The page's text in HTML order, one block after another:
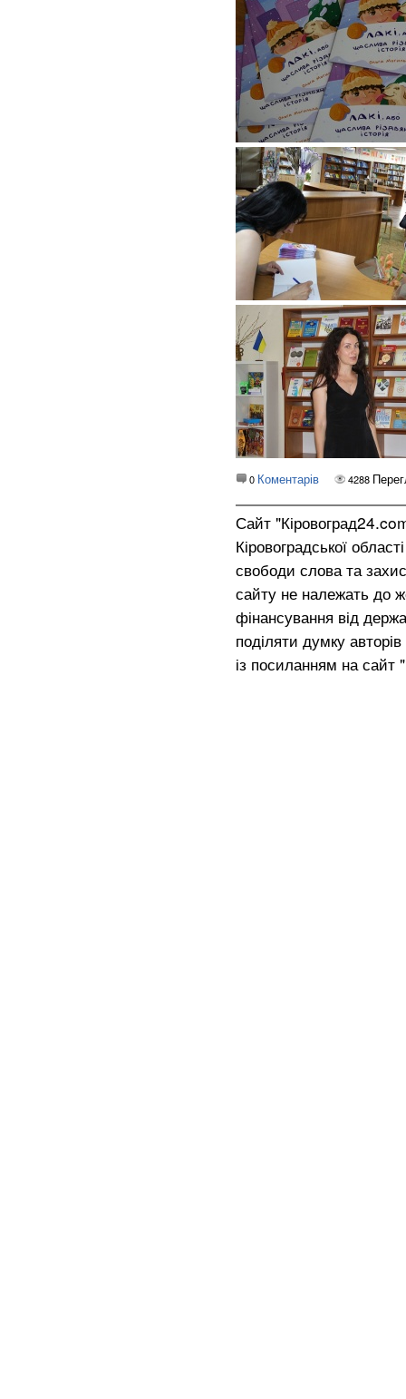
0 Коментарів 4288
Сайт
Кіровоградської
свободи слова та
сайту не належать до
фінансування від
поділяти думку
із посиланням на сайт